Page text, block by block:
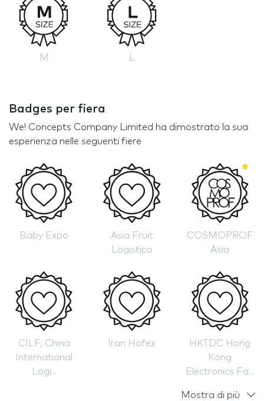
M L
Badges per fiera
We! Concepts Company Limited ha dimostrato la sua
esperienza nelle seguenti fiere
Baby Expo
Asia Fruit
Logistica
COSMOPROF
Asia
CILF, China
International
Logi...
Iran Hofex
HKTDC Hong
Kong
Electronics Fa...
Mostra di più